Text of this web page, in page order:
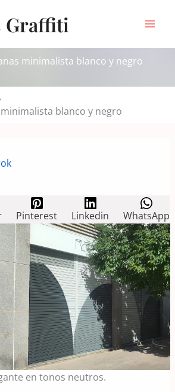
Graffiti
minimalista blanco y negro
blanco y negro
Pinterest Linkedin WhatsApp
en tonos neutros.